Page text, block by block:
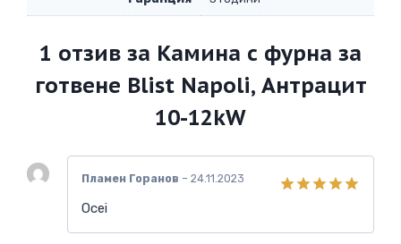
1 отзив за Камина с фурна за
готвене Blist Napoli, Антрацит
10-12kW
Пламен Горанов – 24.11.2023
Ocei